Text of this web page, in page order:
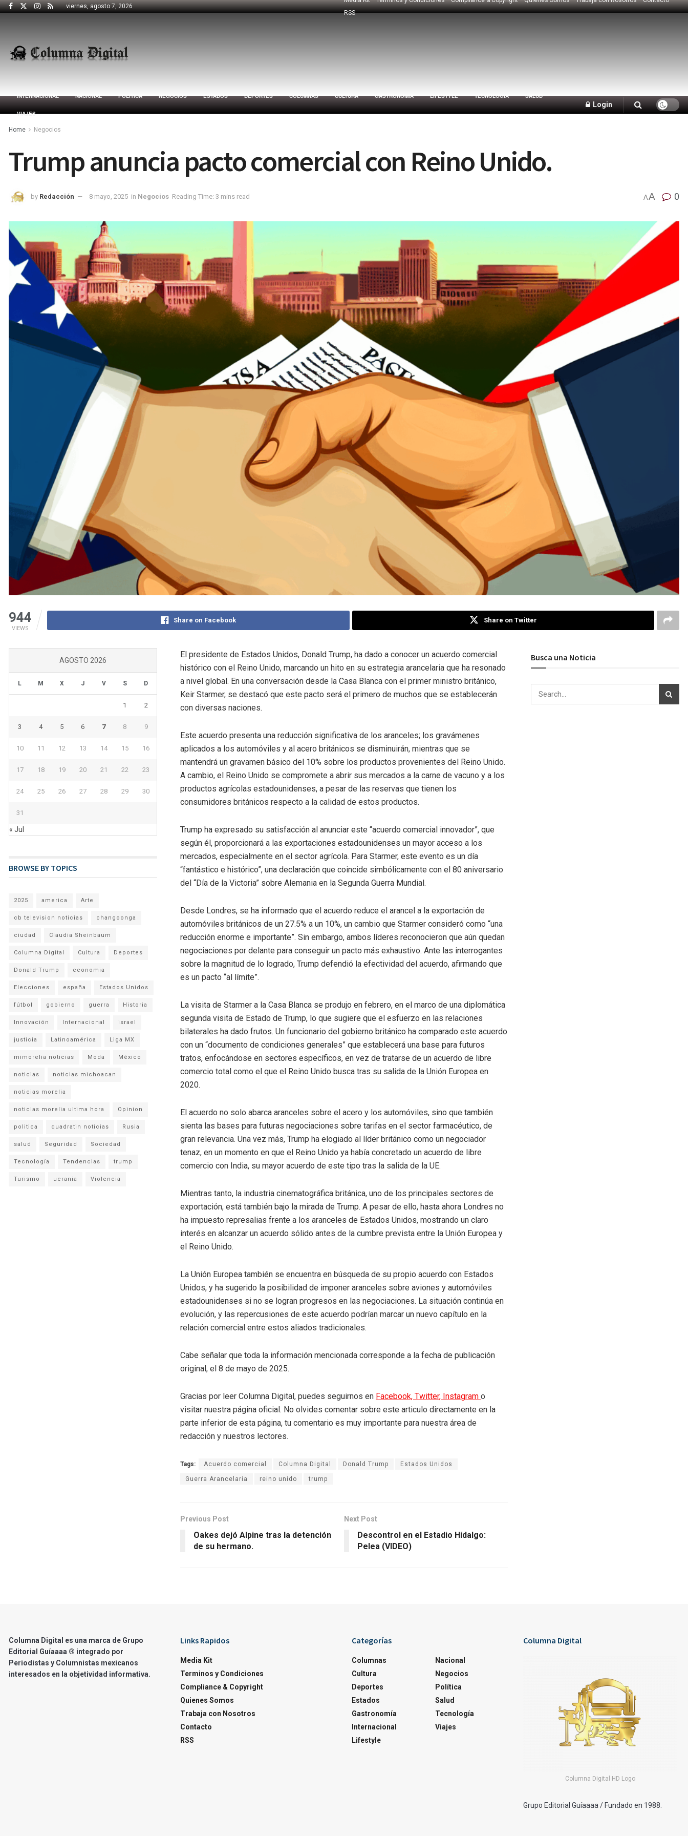
viernes, agosto 7, 2026
RSS
INTERNACIONAL NACIONAL POLÍTICA NEGOCIOS ESTADOS DEPORTES COLUMNAS CULTURA GASTRONOMÍA LIFESTYLE TECNOLOGÍA SALUD
VIAJES
Login
Home Negocios
Trump anuncia pacto comercial con Reino Unido.
by Redacción 8 mayo, 2025 in Negocios Reading Time: 3 mins read AA 0
944
VIEWS
Share on Facebook Share on Twitter
El presidente de Estados Unidos, Donald Trump, ha dado a conocer un acuerdo comercial
histórico con el Reino Unido, marcando un hito en su estrategia arancelaria que ha resonado
a nivel global. En una conversación desde la Casa Blanca con el primer ministro británico,
Keir Starmer, se destacó que este pacto será el primero de muchos que se establecerán
con diversas naciones.
Este acuerdo presenta una reducción significativa de los aranceles; los gravámenes
aplicados a los automóviles y al acero británicos se disminuirán, mientras que se
mantendrá un gravamen básico del 10% sobre los productos provenientes del Reino Unido.
A cambio, el Reino Unido se compromete a abrir sus mercados a la carne de vacuno y a los
productos agrícolas estadounidenses, a pesar de las reservas que tienen los
consumidores británicos respecto a la calidad de estos productos.
Trump ha expresado su satisfacción al anunciar este “acuerdo comercial innovador”, que
según él, proporcionará a las exportaciones estadounidenses un mayor acceso a los
mercados, especialmente en el sector agrícola. Para Starmer, este evento es un día
“fantástico e histórico”, una declaración que coincide simbólicamente con el 80 aniversario
del “Día de la Victoria” sobre Alemania en la Segunda Guerra Mundial.
Desde Londres, se ha informado que el acuerdo reduce el arancel a la exportación de
automóviles británicos de un 27.5% a un 10%, un cambio que Starmer consideró como “una
reducción enorme e importante”. Sin embargo, ambos líderes reconocieron que aún quedan
negociaciones por delante para conseguir un pacto más exhaustivo. Ante las interrogantes
sobre la magnitud de lo logrado, Trump defendió la efectividad del acuerdo, afirmando que
es un pacto “al límite”.
La visita de Starmer a la Casa Blanca se produjo en febrero, en el marco de una diplomática
segunda visita de Estado de Trump, lo que sugiere que el esfuerzo en las relaciones
bilaterales ha dado frutos. Un funcionario del gobierno británico ha comparado este acuerdo
con un “documento de condiciones generales” que establecerá una base para futuros
tratos, enfocándose en sectores específicos, en vez de tratarse de un acuerdo de libre
comercio total como el que el Reino Unido busca tras su salida de la Unión Europea en
2020.
El acuerdo no solo abarca aranceles sobre el acero y los automóviles, sino que también
sienta las bases para futuras negociaciones sobre tarifas en el sector farmacéutico, de
gran relevancia. Una vez más, Trump ha elogiado al líder británico como un negociador
tenaz, en un momento en que el Reino Unido ya había concretado un acuerdo de libre
comercio con India, su mayor acuerdo de este tipo tras la salida de la UE.
Mientras tanto, la industria cinematográfica británica, uno de los principales sectores de
exportación, está también bajo la mirada de Trump. A pesar de ello, hasta ahora Londres no
ha impuesto represalias frente a los aranceles de Estados Unidos, mostrando un claro
interés en alcanzar un acuerdo sólido antes de la cumbre prevista entre la Unión Europea y
el Reino Unido.
La Unión Europea también se encuentra en búsqueda de su propio acuerdo con Estados
Unidos, y ha sugerido la posibilidad de imponer aranceles sobre aviones y automóviles
estadounidenses si no se logran progresos en las negociaciones. La situación continúa en
evolución, y las repercusiones de este acuerdo podrían marcar un nuevo capítulo en la
relación comercial entre estos aliados tradicionales.
Cabe señalar que toda la información mencionada corresponde a la fecha de publicación
original, el 8 de mayo de 2025.
Gracias por leer Columna Digital, puedes seguirnos en Facebook, Twitter, Instagram o
visitar nuestra página oficial. No olvides comentar sobre este articulo directamente en la
parte inferior de esta página, tu comentario es muy importante para nuestra área de
redacción y nuestros lectores.
Tags: Acuerdo comercial Columna Digital Donald Trump Estados Unidos
Guerra Arancelaria reino unido trump
Previous Post
Oakes dejó Alpine tras la detención
de su hermano.
Next Post
Descontrol en el Estadio Hidalgo:
Pelea (VIDEO)
AGOSTO 2026
L M X J V S D
1 2
3 4 5 6 7 8 9
10 11 12 13 14 15 16
17 18 19 20 21 22 23
24 25 26 27 28 29 30
31
« Jul
BROWSE BY TOPICS
2025 america Arte
cb television noticias changoonga
ciudad Claudia Sheinbaum
Columna Digital Cultura Deportes
Donald Trump economia
Elecciones españa Estados Unidos
fútbol gobierno guerra Historia
Innovación Internacional israel
justicia Latinoamérica Liga MX
mimorelia noticias Moda México
noticias noticias michoacan
noticias morelia
noticias morelia ultima hora Opinion
politica quadratin noticias Rusia
salud Seguridad Sociedad
Tecnología Tendencias trump
Turismo ucrania Violencia
Busca una Noticia
Columna Digital es una marca de Grupo
Editorial Guíaaaa ® integrado por
Periodistas y Columnistas mexicanos
interesados en la objetividad informativa.
Links Rapidos
Media Kit
Terminos y Condiciones
Compliance & Copyright
Quienes Somos
Trabaja con Nosotros
Contacto
RSS
Categorías
Columnas
Cultura
Deportes
Estados
Gastronomía
Internacional
Lifestyle
Nacional
Negocios
Política
Salud
Tecnología
Viajes
Columna Digital
Columna Digital HD Logo
Grupo Editorial Guíaaaa / Fundado en 1988.